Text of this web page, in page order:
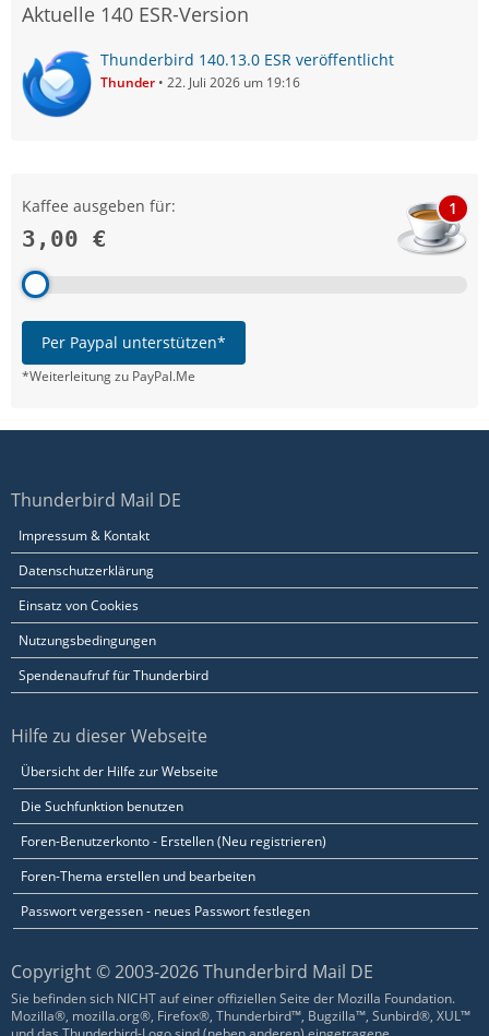
Aktuelle 140 ESR-Version
Thunderbird 140.13.0 ESR veröffentlicht
Thunder 22. Juli 2026 um 19:16
Kaffee ausgeben für:
3,00 €
1
Per Paypal unterstützen*
*Weiterleitung zu PayPal.Me
Thunderbird Mail DE
Impressum & Kontakt
Datenschutzerklärung
Einsatz von Cookies
Nutzungsbedingungen
Spendenaufruf für Thunderbird
Hilfe zu dieser Webseite
Übersicht der Hilfe zur Webseite
Die Suchfunktion benutzen
Foren-Benutzerkonto - Erstellen (Neu registrieren)
Foren-Thema erstellen und bearbeiten
Passwort vergessen - neues Passwort festlegen
Copyright © 2003-2026 Thunderbird Mail DE
Sie befinden sich NICHT auf einer offiziellen Seite der Mozilla Foundation.
Mozilla®, mozilla.org®, Firefox®, Thunderbird™, Bugzilla™, Sunbird®, XUL™